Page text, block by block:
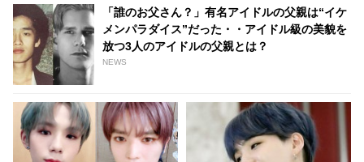
「誰のお父さん？」有名アイドルの父親は“イケ
メンパラダイス”だった・・アイドル級の美貌を
放つ3人のアイドルの父親とは？
NEWS